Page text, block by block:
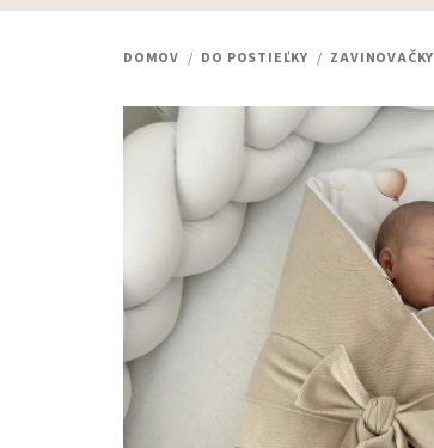
DOMOV / DO POSTIEĽKY / ZAVINOVAČKY